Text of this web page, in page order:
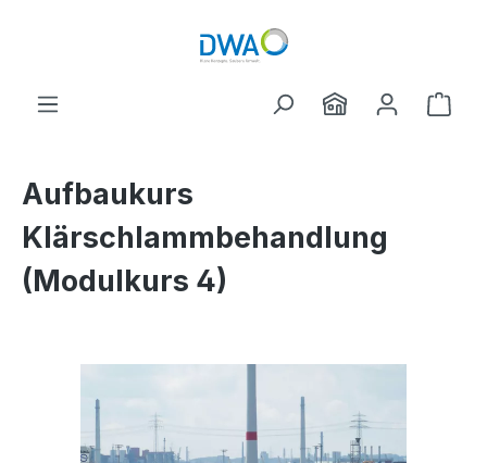
Aufbaukurs
Klärschlammbehandlung
(Modulkurs 4)